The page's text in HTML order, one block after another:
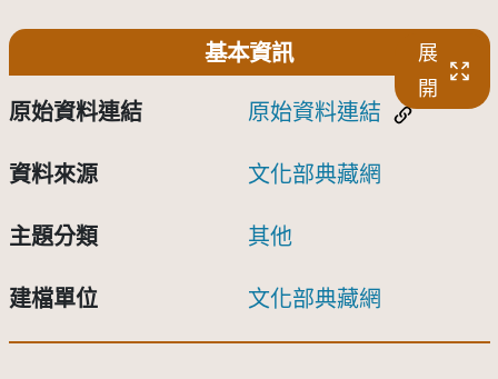
基本資訊
展
開
原始資料連結 原始資料連結
資料來源 文化部典藏網
主題分類 其他
建檔單位 文化部典藏網